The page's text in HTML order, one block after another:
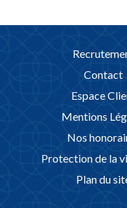
Contact
Espace
Mentions
Nos
Protection de la
Plan du